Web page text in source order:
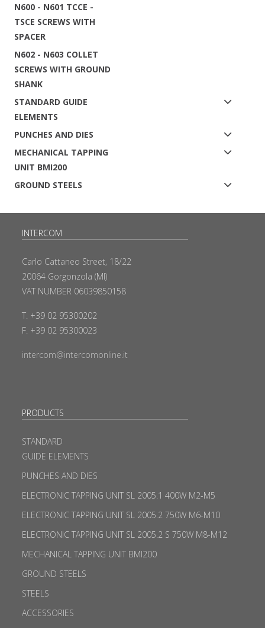
N600 - N601 TCCE -
TSCE SCREWS WITH
SPACER
N602 - N603 COLLET
SCREWS WITH GROUND
SHANK
STANDARD GUIDE
ELEMENTS
PUNCHES AND DIES
MECHANICAL TAPPING
UNIT BMI200
GROUND STEELS
INTERCOM
Carlo Cattaneo Street, 18/22
20064 Gorgonzola (MI)
VAT NUMBER 06039850158
T. +39 02 95300202
F. +39 02 95300023
intercom@intercomonline.it
PRODUCTS
STANDARD
GUIDE ELEMENTS
PUNCHES AND DIES
ELECTRONIC TAPPING UNIT SL 2005.1 400W M2-M5
ELECTRONIC TAPPING UNIT SL 2005.2 750W M6-M10
ELECTRONIC TAPPING UNIT SL 2005.2 S 750W M8-M12
MECHANICAL TAPPING UNIT BMI200
GROUND STEELS
STEELS
ACCESSORIES